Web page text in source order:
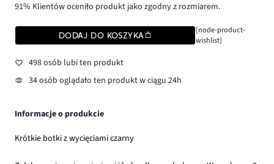
91% Klientów oceniło produkt jako zgodny z rozmiarem.
DODAJ DO KOSZYKA
[node-product-
wishlist]
498 osób lubi ten produkt
34 osób oglądało ten produkt w ciągu 24h
Informacje o produkcie
Krótkie botki z wycięciami czarny